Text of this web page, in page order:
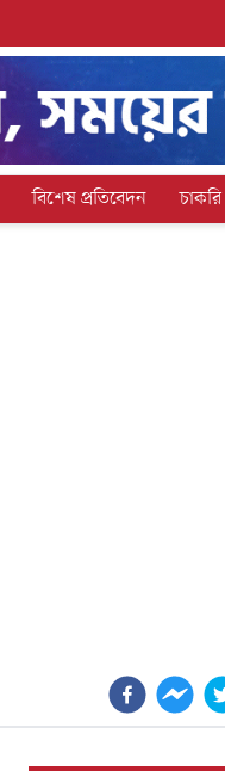
বিশেষ প্রতিবেদন চাকরি